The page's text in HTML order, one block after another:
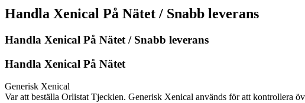
Handla Xenical På Nätet / Snabb leverans
Handla Xenical På Nätet / Snabb leverans
Handla Xenical På Nätet
Generisk Xenical
Var att beställa Orlistat Tjeckien. Generisk Xenical används för att kontrollera